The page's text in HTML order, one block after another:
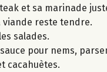
et sa marinade
viande reste tendre.
salades.
pour nems,
cacahuètes.